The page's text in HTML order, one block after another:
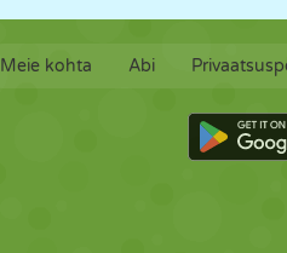
Meie kohta Abi